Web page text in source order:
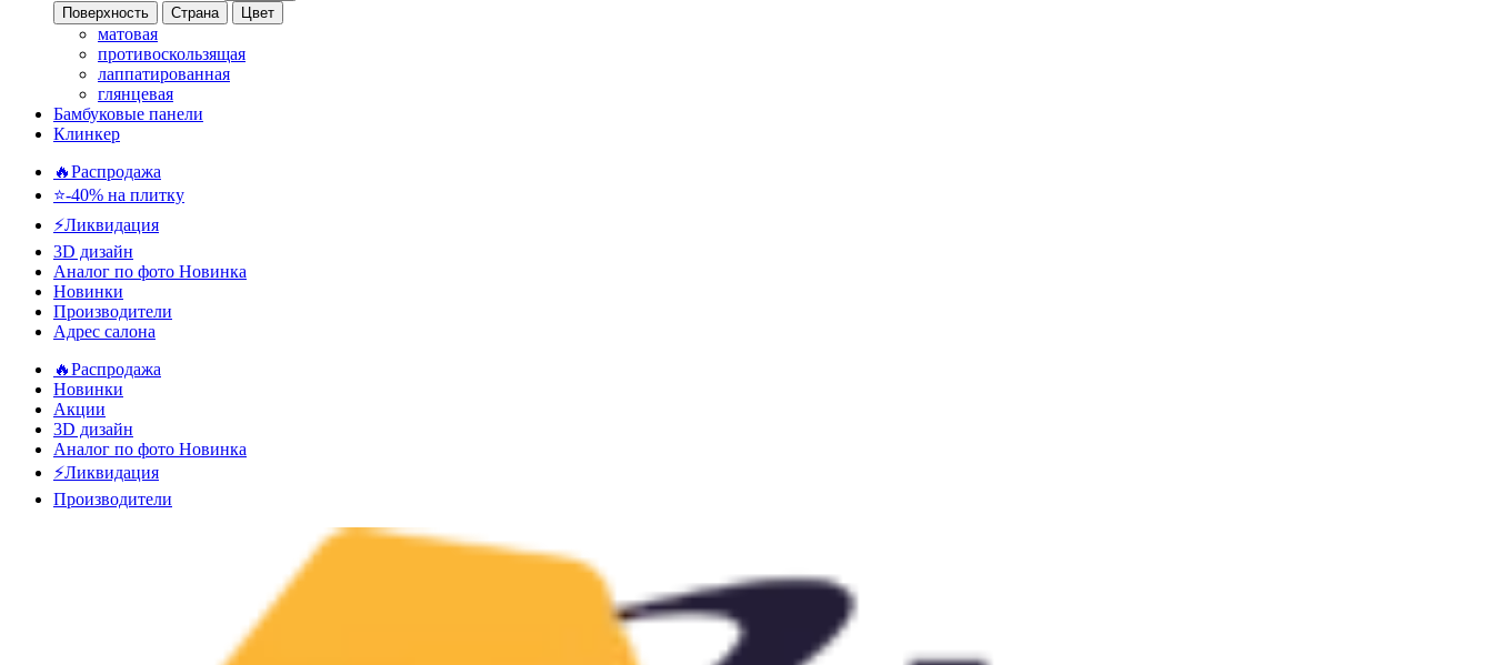
Поверхность Страна Цвет
матовая
противоскользящая
лаппатированная
глянцевая
Бамбуковые панели
Клинкер
🔥Распродажа
⭐-40% на плитку
⚡️Ликвидация
3D дизайн
Аналог по фото Новинка
Новинки
Производители
Адрес салона
🔥Распродажа
Новинки
Акции
3D дизайн
Аналог по фото Новинка
⚡Ликвидация
Производители